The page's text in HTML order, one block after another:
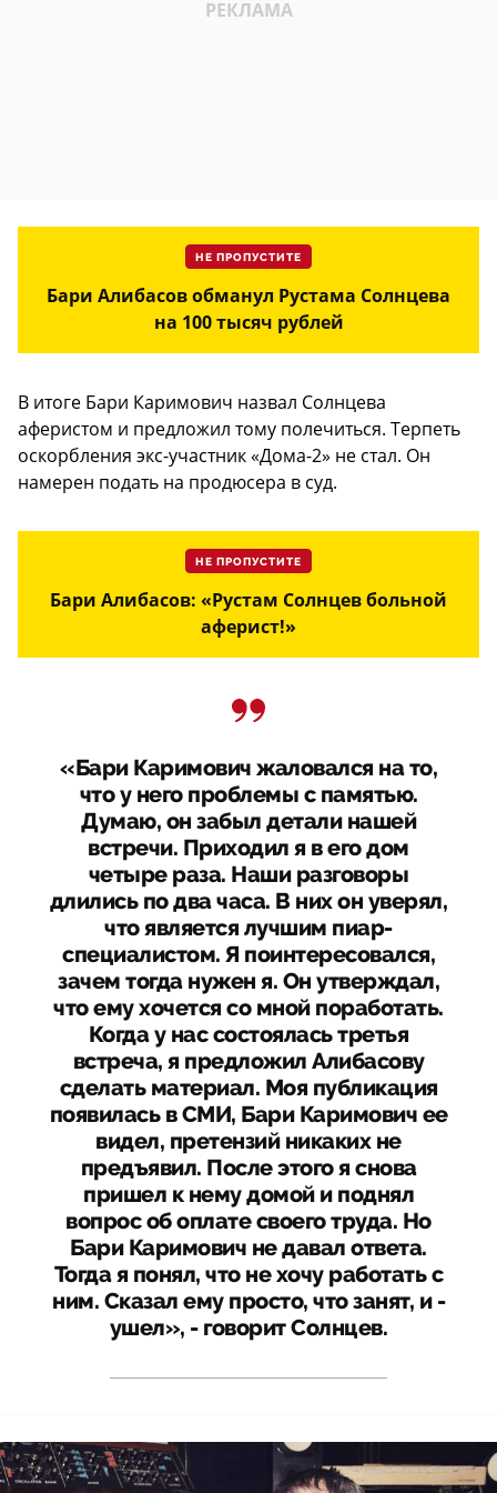
НЕ ПРОПУСТИТЕ
Бари Алибасов обманул Рустама Солнцева
на 100 тысяч рублей
В итоге Бари Каримович назвал Солнцева
аферистом и предложил тому полечиться. Терпеть
оскорбления экс-участник «Дома-2» не стал. Он
намерен подать на продюсера в суд.
НЕ ПРОПУСТИТЕ
Бари Алибасов: «Рустам Солнцев больной
аферист!»
«Бари Каримович жаловался на то,
что у него проблемы с памятью.
Думаю, он забыл детали нашей
встречи. Приходил я в его дом
четыре раза. Наши разговоры
длились по два часа. В них он уверял,
что является лучшим пиар-
специалистом. Я поинтересовался,
зачем тогда нужен я. Он утверждал,
что ему хочется со мной поработать.
Когда у нас состоялась третья
встреча, я предложил Алибасову
сделать материал. Моя публикация
появилась в СМИ, Бари Каримович ее
видел, претензий никаких не
предъявил. После этого я снова
пришел к нему домой и поднял
вопрос об оплате своего труда. Но
Бари Каримович не давал ответа.
Тогда я понял, что не хочу работать с
ним. Сказал ему просто, что занят, и -
ушел», - говорит Солнцев.